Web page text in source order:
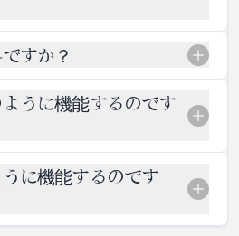
。
ジェクトをお持ちの場合は、
。喜んでご支援させていただきま
した多くの
すか？
金プランをご覧いただき、AI検
をお選びください。
うに機能するのです
す。各プランには独自のクレジ
機能や連携機能が含まれていま
に機能するのです